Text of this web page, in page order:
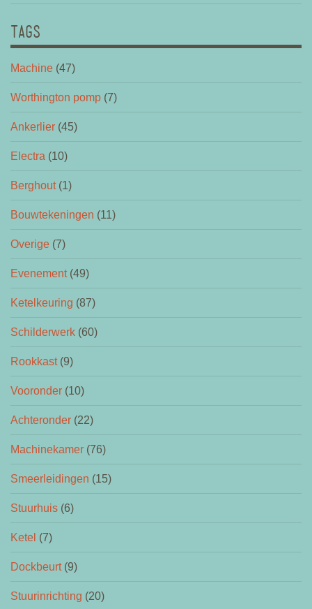
TAGS
Machine (47)
Worthington pomp (7)
Ankerlier (45)
Electra (10)
Berghout(1)
Bouwtekeningen (11)
Overige (7)
Evenement(49)
Ketelkeuring (87)
Schilderwerk (60)
Rookkast(9)
Vooronder (10)
Achteronder (22)
Machinekamer (76)
Smeerleidingen (15)
Stuurhuis (6)
Ketel (7)
Dockbeurt(9)
Stuurinrichting (20)